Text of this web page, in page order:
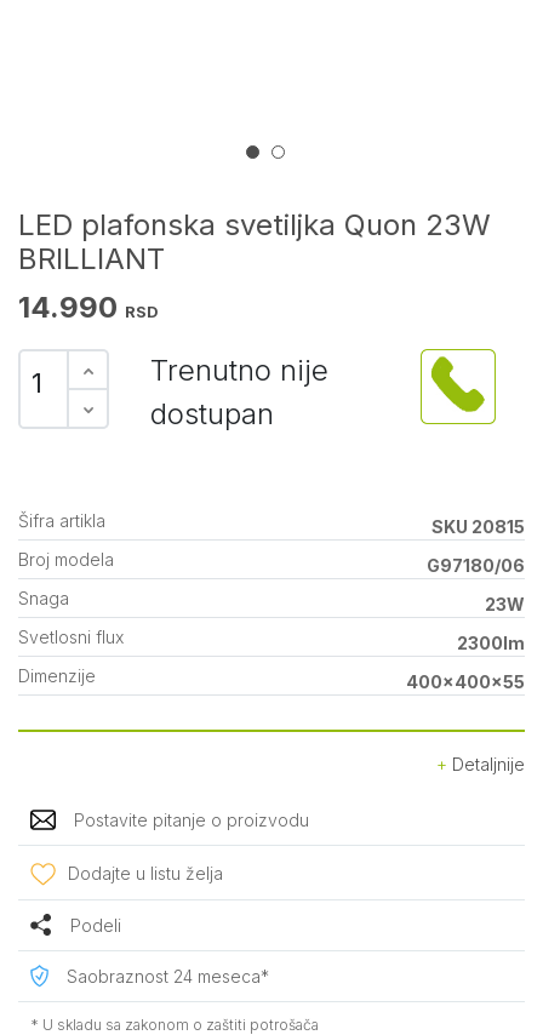
LED plafonska svetiljka Quon 23W
BRILLIANT
14.990 RSD
Trenutno nije
dostupan
Šifra artikla
SKU 20815
Broj modela
G97180/06
Snaga
23W
Svetlosni flux
2300lm
Dimenzije
400x400x55
Detaljnije
Postavite pitanje o proizvodu
Dodajte u listu želja
Podeli
Saobraznost 24 meseca*
* U skladu sa zakonom o zaštiti potrošača